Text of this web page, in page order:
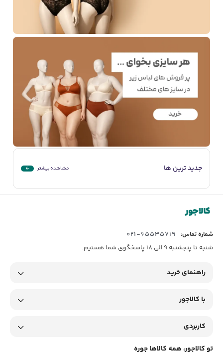
جدید ترین ها مشاهده بیشتر
شماره تماس:
65535719-021
شنبه تا پنجشنبه 9 الی 18 پاسخگوی شما هستیم.
راهنمای خرید
با کالاجور
کاربردی
تو کالاجور، همه کالاها جوره